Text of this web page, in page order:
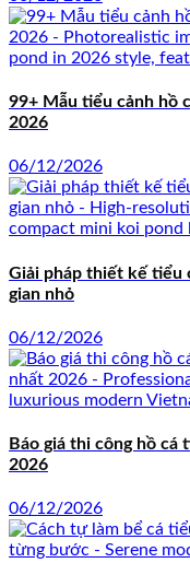
99+ Mẫu tiểu cảnh hồ
2026
06/12/2026
Giải pháp thiết kế tiểu
gian nhỏ
06/12/2026
Báo giá thi công hồ
2026
06/12/2026